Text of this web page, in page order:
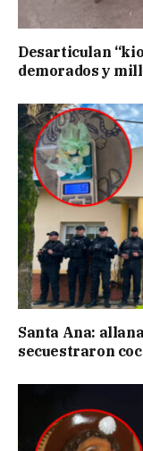
Desarticulan
demorados y
Santa Ana:
secuestraron